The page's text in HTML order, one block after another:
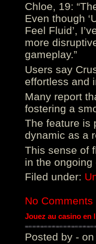
Chloe, 19:
Even though
Feel Fluid’,
more
gameplay.”
Users say
effortless and
Many report
fostering a
The feature is
dynamic as a
This sense of
in the ongoing
Filed under:
No Comments
Jouez au casino en
Posted by - on